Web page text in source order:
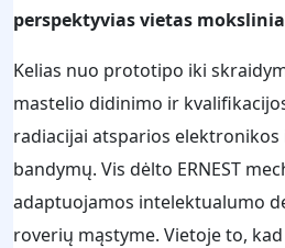
perspektyvias vietas
Kelias nuo prototipo iki
mastelio didinimo ir
radiacijai atsparios
bandymų. Vis dėlto ERNEST
adaptuojamos intelektualumo
roverių mąstyme. Vietoje to,